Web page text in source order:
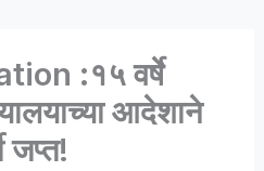
:१५ वर्षे
आदेशाने
जप्त!